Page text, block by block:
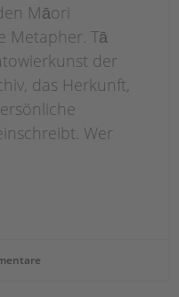
Māori
Metapher. Tā
der
das Herkunft,
Wer